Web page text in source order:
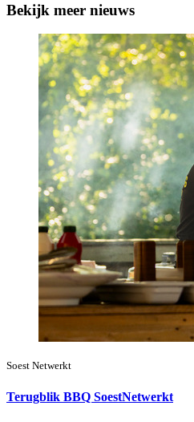
Bekijk meer nieuws
Soest Netwerkt
Terugblik BBQ SoestNetwerkt